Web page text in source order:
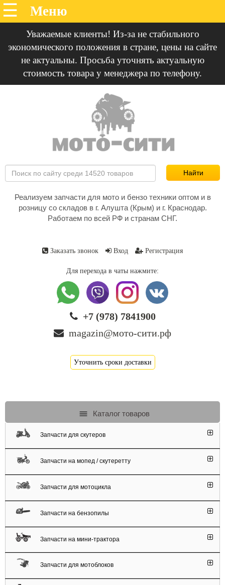
Уважаемые клиенты! Из-за не стабильного
экономического положения в стране, цены на сайте
не актуальны. Просьба уточнять актуальную
стоимость товара у менеджера по телефону.
Реализуем запчасти для мото и бензо техники оптом и в
розницу со складов в г. Алушта (Крым) и г. Краснодар.
Работаем по всей РФ и странам СНГ.
Заказать звонок Вход Регистрация
Для перехода в чаты нажмите:
+7 (978) 7841900
magazin@мото-сити.рф
Уточнить сроки доставки
Каталог товаров
Запчасти для скутеров
Запчасти на мопед / скутеретту
Запчасти для мотоцикла
Запчасти на бензопилы
Запчасти на мини-трактора
Запчасти для мотоблоков